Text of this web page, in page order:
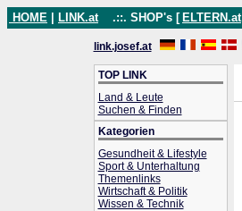
HOME LINK.at .::. SHOP's [ ELTERN.at
link.josef.at
TOP LINK
Land & Leute
Suchen & Finden
Kategorien
Gesundheit & Lifestyle
Sport & Unterhaltung
Themenlinks
Wirtschaft & Politik
Wissen & Technik